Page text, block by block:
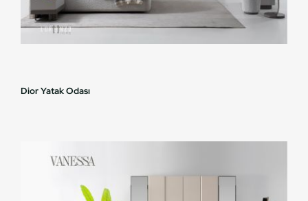
Dior Yatak Odası